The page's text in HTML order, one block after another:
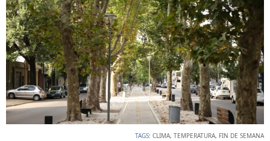
TAGS: CLIMA, TEMPERATURA, FIN DE SEMANA